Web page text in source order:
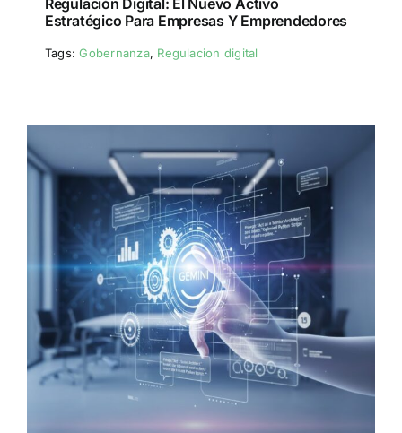
Regulación Digital: El Nuevo Activo
Estratégico Para Empresas Y Emprendedores
Tags:Gobernanza, Regulacion digital